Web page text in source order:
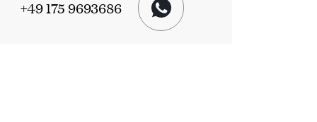
+49 175 9693686